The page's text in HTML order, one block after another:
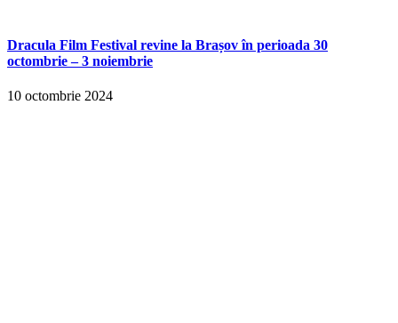
Dracula Film Festival revine la Brașov în perioada 30
octombrie – 3 noiembrie
10 octombrie 2024